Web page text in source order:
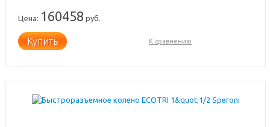
Цена: 160458 руб.
Купить К сравнению